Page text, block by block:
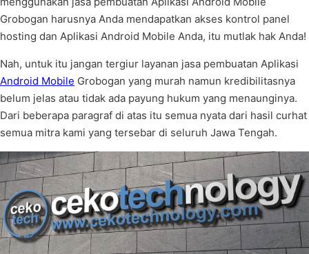
Grobogan harusnya Anda mendapatkan akses kontrol panel
hosting dan Aplikasi Android Mobile Anda, itu mutlak hak Anda!
Nah, untuk itu jangan tergiur layanan jasa pembuatan Aplikasi
Android Mobile Grobogan yang murah namun kredibilitasnya
belum jelas atau tidak ada payung hukum yang menaunginya.
Dari beberapa paragraf di atas itu semua nyata dari hasil curhat
semua mitra kami yang tersebar di seluruh Jawa Tengah.